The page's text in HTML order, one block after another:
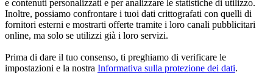
e contenuti personalizzati e per analizzare le statistiche di utilizzo.
Inoltre, possiamo confrontare i tuoi dati crittografati con quelli di
fornitori esterni e mostrarti offerte tramite i loro canali pubblicitari
online, ma solo se utilizzi già i loro servizi.
Prima di dare il tuo consenso, ti preghiamo di verificare le
impostazioni e la nostra Informativa sulla protezione dei dati.